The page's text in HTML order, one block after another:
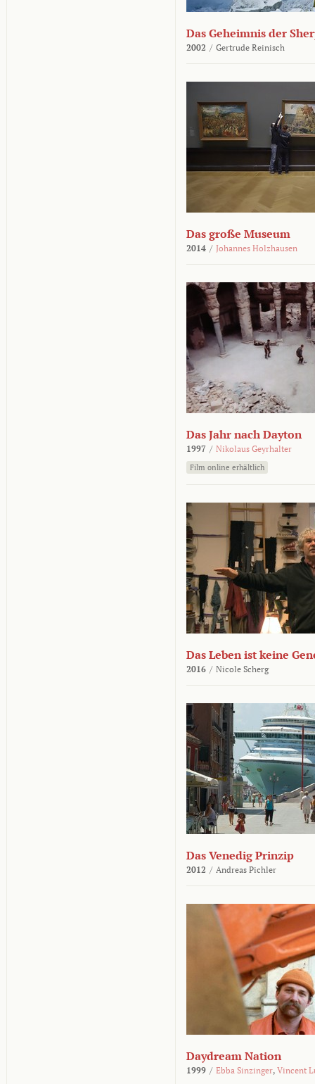
Das Geheimnis der
2002 / Gertrude Reinisch
Das große Museum
2014 / Johannes Holzhausen
Das Jahr nach Dayton
1997 / Nikolaus Geyrhalter
Film online erhältlich
Das Leben ist keine
2016 / Nicole Scherg
Das Venedig Prinzip
2012 / Andreas Pichler
Daydream Nation
1999 / Ebba Sinzinger, Vincent